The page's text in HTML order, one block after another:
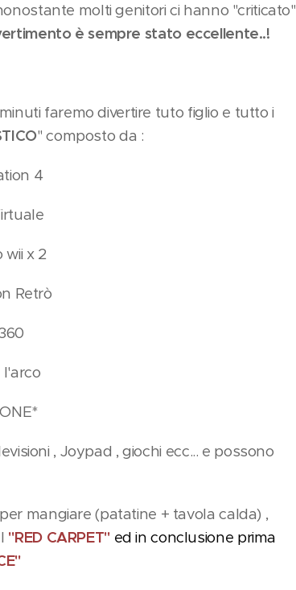
molti genitori ci hanno "criticato"
è sempre stato eccellente..!
faremo divertire tuto figlio e tutto i
" composto da :
4
wii x 2
Retrò
l'arco
, Joypad , giochi ecc... e possono
mangiare (patatine + tavola calda) ,
"RED CARPET"ed in conclusione prima